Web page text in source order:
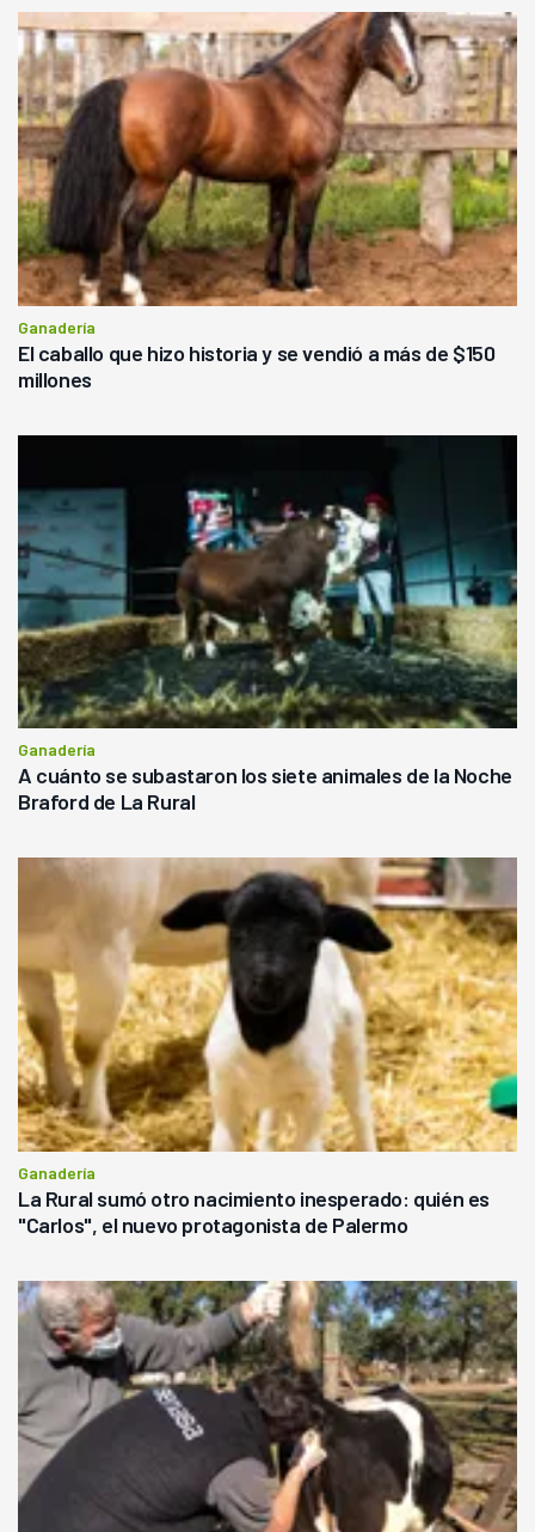
Ganadería
El caballo que hizo historia y se vendió a más de $150
millones
Ganadería
A cuánto se subastaron los siete animales de la Noche
Braford de La Rural
Ganadería
La Rural sumó otro nacimiento inesperado: quién es
"Carlos", el nuevo protagonista de Palermo